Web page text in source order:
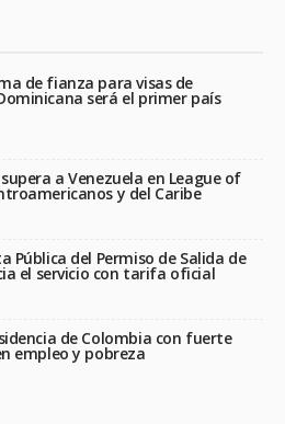
de fianza para visas de
será el primer país
a Venezuela en League of
y del Caribe
Pública del Permiso de Salida de
el servicio con tarifa oficial
de Colombia con fuerte
empleo y pobreza